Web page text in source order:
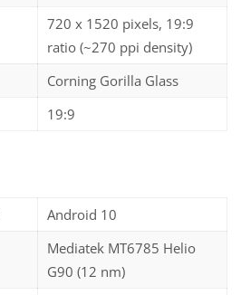
720 x 1520 pixels, 19:9
ratio (~270 ppi density)
Corning Gorilla Glass
19:9
Android 10
Mediatek MT6785 Helio
G90 (12 nm)